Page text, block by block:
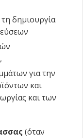
δημιουργία
για την
και
και των
(όταν